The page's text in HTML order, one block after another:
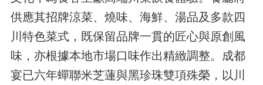
供應其招牌涼菜、燒味、海鮮、湯品及多款四
川特色菜式，既保留品牌一貫的匠心與原創風
味，亦根據本地市場口味作出精緻調整。成都
宴已六年蟬聯米芝蓮與黑珍珠雙項殊榮，以川